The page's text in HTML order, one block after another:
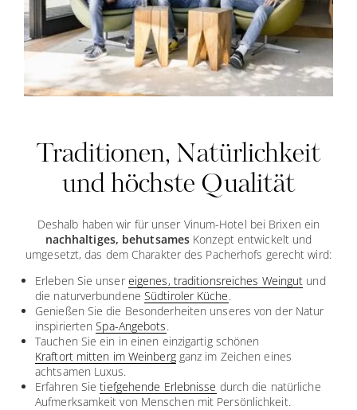
Traditionen, Natürlichkeit
und höchste Qualität
Deshalb haben wir für unser Vinum-Hotel bei Brixen ein
nachhaltiges, behutsames Konzept entwickelt und
umgesetzt, das dem Charakter des Pacherhofs gerecht wird:
Erleben Sie unsereigenes, traditionsreiches Weingut und
die naturverbundene Südtiroler Küche.
Genießen Sie die Besonderheiten unseres von der Natur
inspirierten Spa-Angebots.
Tauchen Sie ein in einen einzigartig schönen
Kraftort mitten im Weinbergganz im Zeichen eines
achtsamen Luxus.
Erfahren Sietiefgehende Erlebnisse durch die natürliche
Aufmerksamkeit von Menschen mit Persönlichkeit.